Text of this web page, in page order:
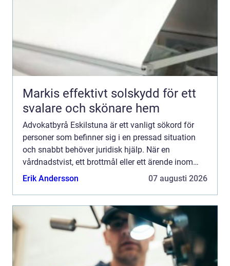
Markis effektivt solskydd för ett
svalare och skönare hem
Advokatbyrå Eskilstuna är ett vanligt sökord för
personer som befinner sig i en pressad situation
och snabbt behöver juridisk hjälp. När en
vårdnadstvist, ett brottmål eller ett ärende inom
socialr...
Erik Andersson 07 augusti 2026